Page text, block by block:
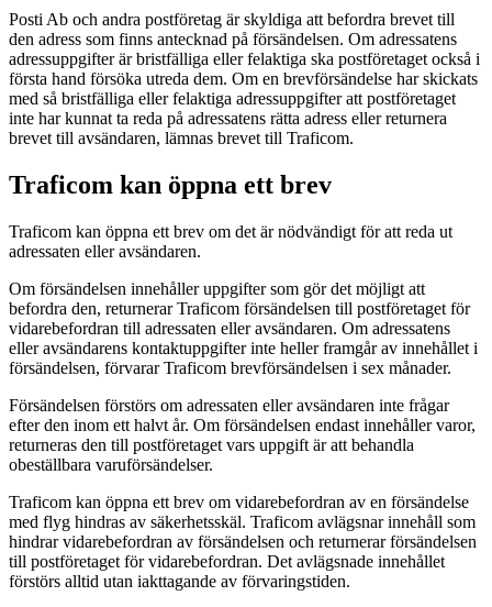
Posti Ab och andra postföretag är skyldiga att befordra brevet till
den adress som finns antecknad på försändelsen. Om adressatens
adressuppgifter är bristfälliga eller felaktiga ska postföretaget också i
första hand försöka utreda dem. Om en brevförsändelse har skickats
med så bristfälliga eller felaktiga adressuppgifter att postföretaget
inte har kunnat ta reda på adressatens rätta adress eller returnera
brevet till avsändaren, lämnas brevet till Traficom.
Traficom kan öppna ett brev
Traficom kan öppna ett brev om det är nödvändigt för att reda ut
adressaten eller avsändaren.
Om försändelsen innehåller uppgifter som gör det möjligt att
befordra den, returnerar Traficom försändelsen till postföretaget för
vidarebefordran till adressaten eller avsändaren. Om adressatens
eller avsändarens kontaktuppgifter inte heller framgår av innehållet i
försändelsen, förvarar Traficom brevförsändelsen i sex månader.
Försändelsen förstörs om adressaten eller avsändaren inte frågar
efter den inom ett halvt år. Om försändelsen endast innehåller varor,
returneras den till postföretaget vars uppgift är att behandla
obeställbara varuförsändelser.
Traficom kan öppna ett brev om vidarebefordran av en försändelse
med flyg hindras av säkerhetsskäl. Traficom avlägsnar innehåll som
hindrar vidarebefordran av försändelsen och returnerar försändelsen
till postföretaget för vidarebefordran. Det avlägsnade innehållet
förstörs alltid utan iakttagande av förvaringstiden.